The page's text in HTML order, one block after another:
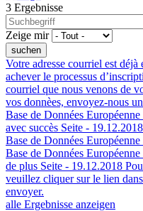
3 Ergebnisse
Zeige mir
Votre adresse courriel est déjà
achever le processus
courriel que nous venons de
vos donnèes, envoyez-nous
Base de Données
avec succès Seite - 19.12.2018
Base de Données
Base de Données
de plus Seite - 19.12.2018
veuillez cliquer sur le lien
envoyer.
alle Ergebnisse anzeigen